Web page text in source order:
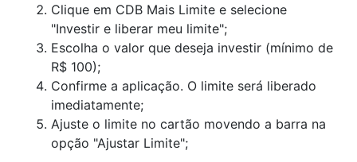
Clique em CDB Mais Limite e selecione
"Investir e liberar meu limite";
Escolha o valor que deseja investir (mínimo de
R$ 100);
Confirme a aplicação. O limite será liberado
imediatamente;
Ajuste o limite no cartão movendo a barra na
opção "Ajustar Limite";